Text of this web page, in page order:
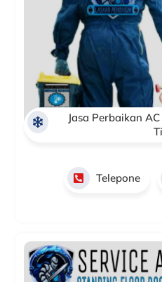
Jasa Perbaikan
Telepone